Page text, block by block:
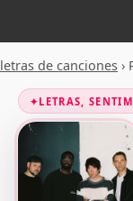
letras de canciones ›
✦LETRAS,